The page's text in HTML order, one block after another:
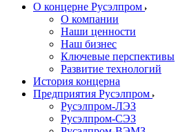
О концерне Русэлпром
О компании
Наши ценности
Наш бизнес
Ключевые перспективы
Развитие технологий
История концерна
Предприятия Русэлпром
Русэлпром-ЛЭЗ
Русэлпром-СЭЗ